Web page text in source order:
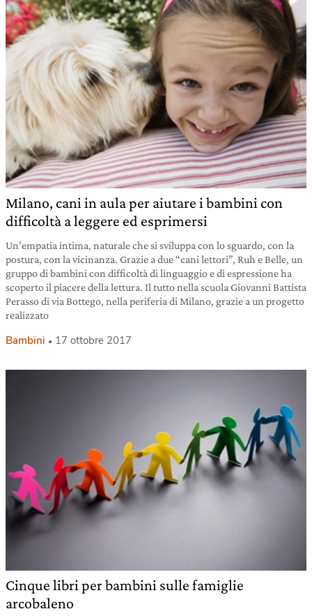
Milano, cani in aula per aiutare i bambini con
difficoltà a leggere ed esprimersi
Un’empatia intima, naturale che si sviluppa con lo sguardo, con la
postura, con la vicinanza. Grazie a due “cani lettori”, Ruh e Belle, un
gruppo di bambini con difficoltà di linguaggio e di espressione ha
scoperto il piacere della lettura. Il tutto nella scuola Giovanni Battista
Perasso di via Bottego, nella periferia di Milano, grazie a un progetto
realizzato
Bambini 17 ottobre 2017
Cinque libri per bambini sulle famiglie
arcobaleno